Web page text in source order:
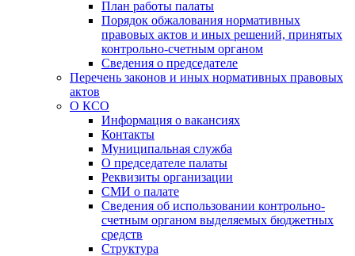
План работы палаты
Порядок обжалования нормативных
правовых актов и иных решений, принятых
контрольно-счетным органом
Сведения о председателе
Перечень законов и иных нормативных правовых
актов
О КСО
Информация о вакансиях
Контакты
Муниципальная служба
О председателе палаты
Реквизиты организации
СМИ о палате
Сведения об использовании контрольно-
счетным органом выделяемых бюджетных
средств
Структура